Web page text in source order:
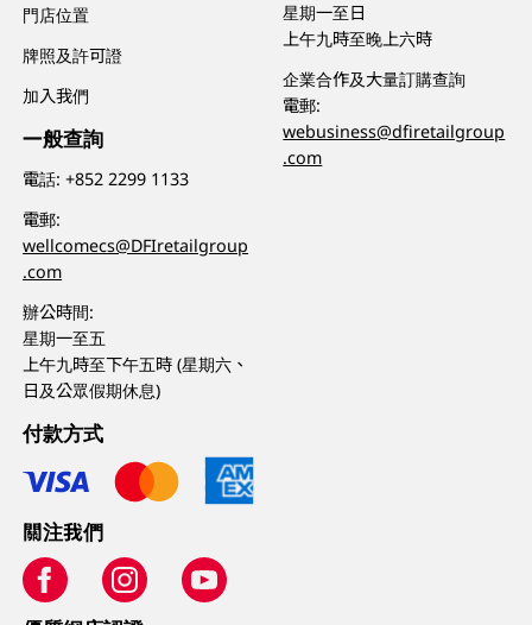
門店位置
牌照及許可證
加入我們
一般查詢
電話:+852 2299 1133
電郵:
wellcomecs@DFIretailgroup
.com
辦公時間:
星期一至五
上午九時至下午五時 (星期六、
日及公眾假期休息)
星期一至日
上午九時至晚上六時
企業合作及大量訂購查詢
電郵:
webusiness@dfiretailgroup
.com
付款方式
關注我們